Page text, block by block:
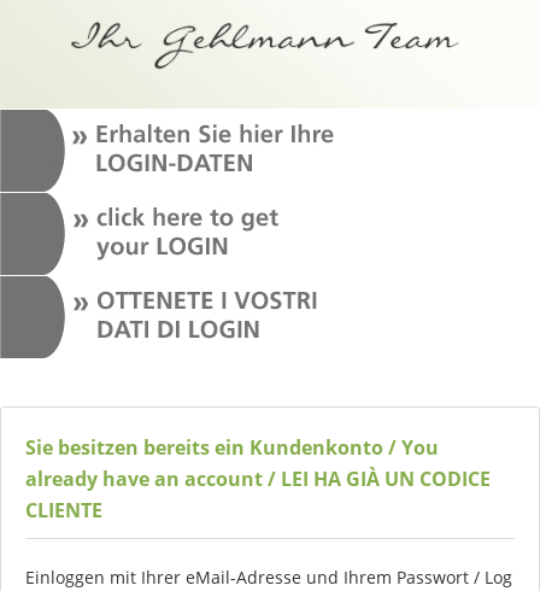
Sie besitzen bereits ein Kundenkonto / You
already have an account / LEI HA GIÀ UN CODICE
CLIENTE
Einloggen mit Ihrer eMail-Adresse und Ihrem Passwort / Log